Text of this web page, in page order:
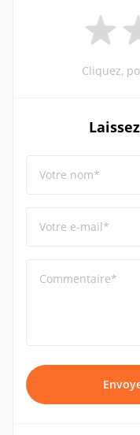
Cliquez,
Votre nom*
Votre e-mail*
Commentaire*